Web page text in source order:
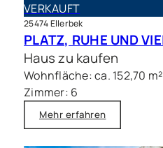
VERKAUFT
25474 Ellerbek
Haus zu kaufen
Wohnfläche: ca. 152,70 m²
Zimmer: 6
Mehr erfahren